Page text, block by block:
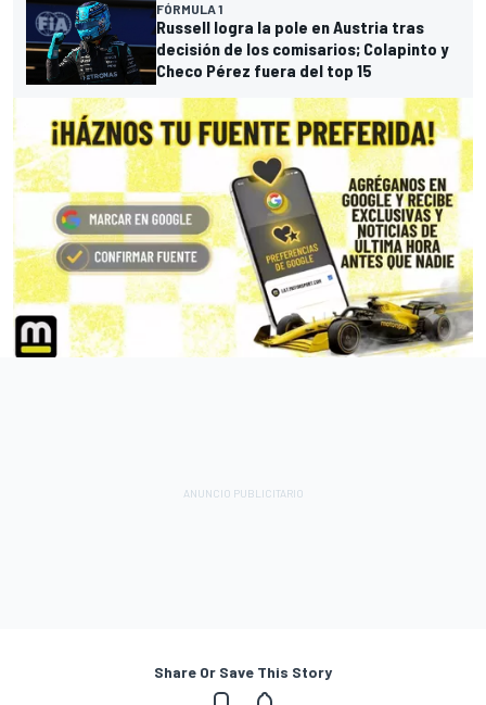
FÓRMULA 1
Russell logra la pole en Austria tras
decisión de los comisarios; Colapinto y
Checo Pérez fuera del top 15
Share Or Save This Story